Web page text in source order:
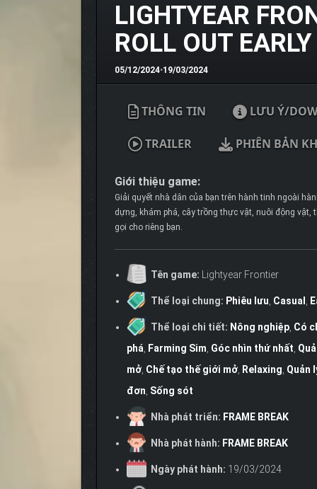
LIGHTYEAR
ROLL OUT
05/12/2024•19/03/2024
THÔNG TIN LƯU Ý/
TRAILER PHIÊN BẢN
Giới thiệu game:
Giải quyết nhà dân của bạn trên hành tinh ngoài
dựng, khám phá, cây trồng thực vật, nuôi động
gọi cho riêng bạn.
Tên game: Lightyear Frontier
Thể loại chung: Phiêu lưu, Casual ,
Thể loại chi tiết: Nông nghiệp, Có
phá, Farming Sim, Góc nhìn thứ nhất,
mở, Chế tạo thế giới mở, Relaxing, Quản
đơn, Sống sót
Nhà phát triển: FRAME BREAK
Nhà phát hành: FRAME BREAK
Ngày phát hành: 19/03/2024